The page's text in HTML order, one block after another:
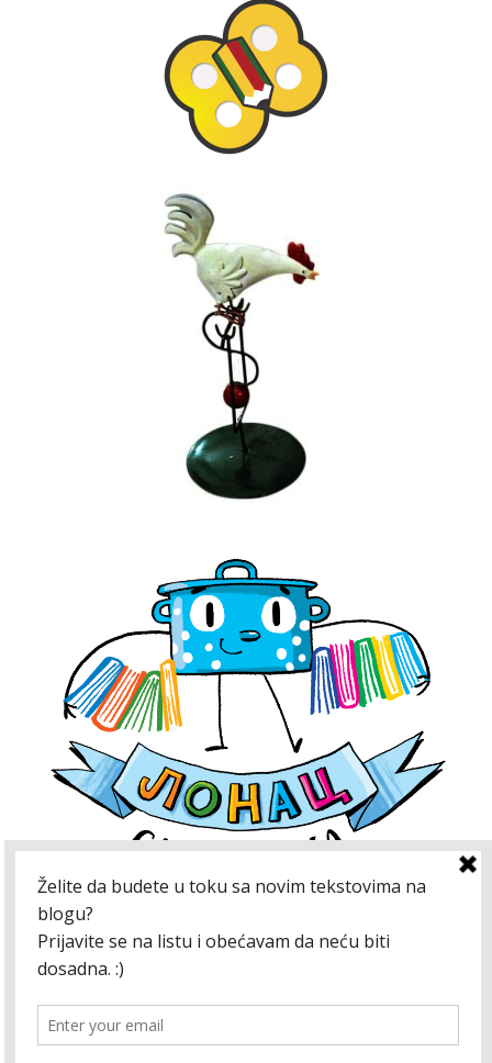
Kako bismo unapredili blog, koristimo kolačiće.
Neki kolačići koje koristimo neophodni su za
drugi se koriste za prikupljanje informacija o
korišćenju internet stranice (statistiku) kako bi